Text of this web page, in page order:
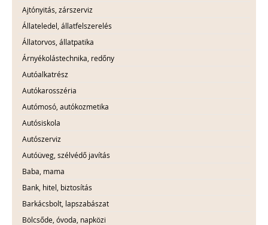
Ajtónyitás, zárszerviz
Állateledel, állatfelszerelés
Állatorvos, állatpatika
Árnyékolástechnika, redőny
Autóalkatrész
Autókarosszéria
Autómosó, autókozmetika
Autósiskola
Autószerviz
Autóüveg, szélvédő javítás
Baba, mama
Bank, hitel, biztosítás
Barkácsbolt, lapszabászat
Bölcsőde, óvoda, napközi